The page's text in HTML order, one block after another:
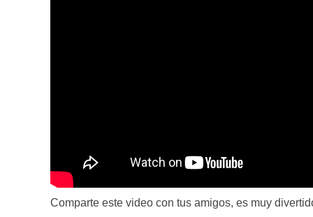
Comparte este video con tus amigos, es muy